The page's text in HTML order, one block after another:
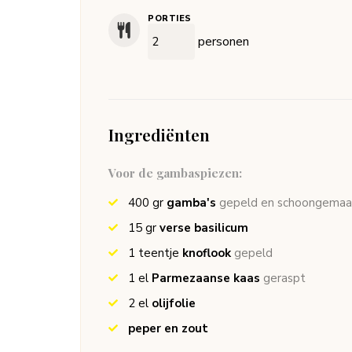
PORTIES
personen
Ingrediënten
Voor de gambaspiezen:
400 gr gamba's gepeld en
15 gr verse basilicum
1 teentje knoflook gepeld
1 el Parmezaanse kaas geraspt
2 el olijfolie
peper en zout